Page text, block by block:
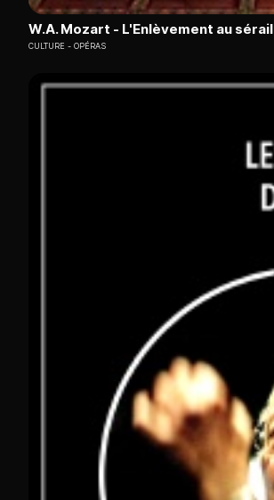
W.A. Mozart - L'Enlèvement au sérail
CULTURE OPÉRAS